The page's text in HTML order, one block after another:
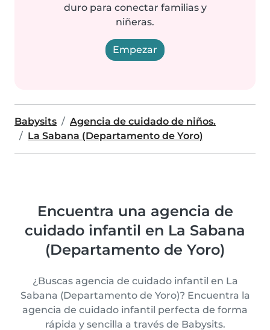
duro para conectar familias y
niñeras.
Empezar
Babysits
Agencia de cuidado de niños.
La Sabana (Departamento de Yoro)
Encuentra una agencia de
cuidado infantil en La Sabana
(Departamento de Yoro)
¿Buscas agencia de cuidado infantil en La
Sabana (Departamento de Yoro)? Encuentra la
agencia de cuidado infantil perfecta de forma
rápida y sencilla a través de Babysits.